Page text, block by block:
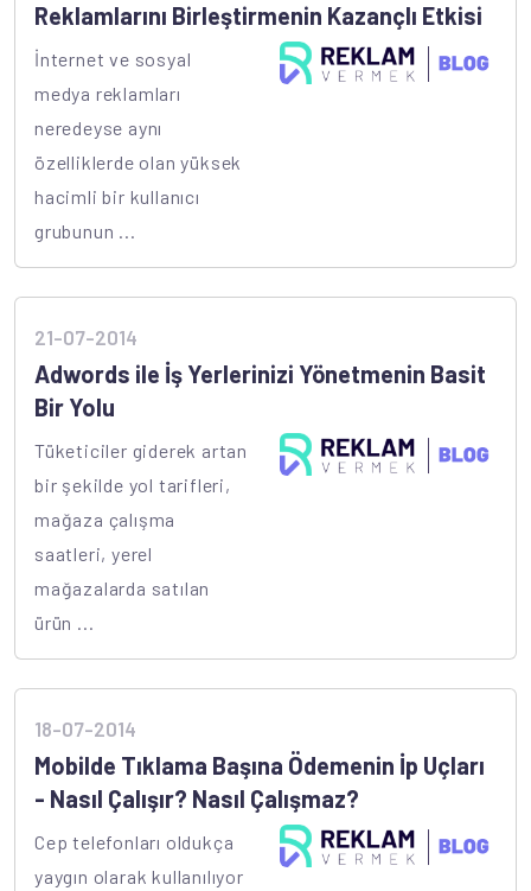
Reklamlarını Birleştirmenin Kazançlı Etkisi
İnternet ve sosyal
medya reklamları
neredeyse aynı
özelliklerde olan yüksek
hacimli bir kullanıcı
grubunun ...
21-07-2014
Adwords ile İş Yerlerinizi Yönetmenin Basit
Bir Yolu
Tüketiciler giderek artan
bir şekilde yol tarifleri,
mağaza çalışma
saatleri, yerel
mağazalarda satılan
ürün ...
18-07-2014
Mobilde Tıklama Başına Ödemenin İp Uçları
- Nasıl Çalışır? Nasıl Çalışmaz?
Cep telefonları oldukça
yaygın olarak kullanılıyor